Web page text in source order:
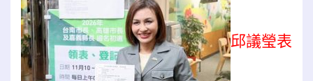
邱議瑩表